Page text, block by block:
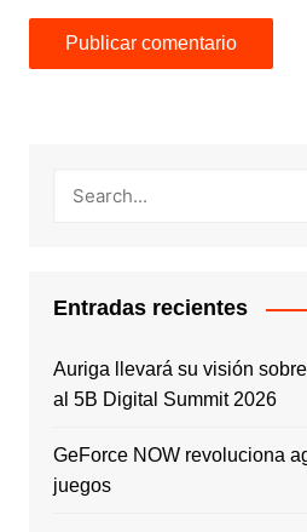
Entradas recientes
Auriga llevará su visión
al 5B Digital Summit 2026
GeForce NOW revoluciona
juegos